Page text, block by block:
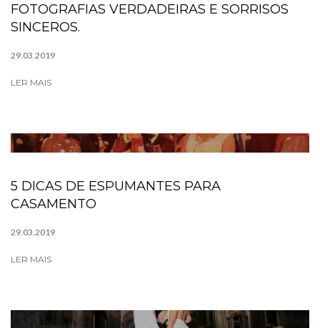
FOTOGRAFIAS VERDADEIRAS E SORRISOS
SINCEROS.
29.03.2019
LER MAIS
5 DICAS DE ESPUMANTES PARA
CASAMENTO
29.03.2019
LER MAIS